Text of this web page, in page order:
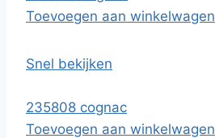
Toevoegen aan winkelwagen
Snel bekijken
235808 cognac
Toevoegen aan winkelwagen